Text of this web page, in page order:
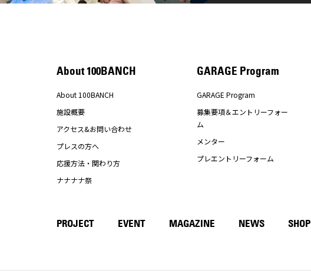
About 100BANCH
About 100BANCH
施設概要
アクセス&お問い合わせ
プレスの方へ
応援方法・関わり方
ナナナナ祭
GARAGE Program
GARAGE Program
募集要項＆エントリーフォー
ム
メンター
プレエントリーフォーム
PROJECT EVENT MAGAZINE NEWS SHOP